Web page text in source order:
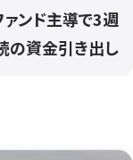
ンド主導で3週
の資金引き出し